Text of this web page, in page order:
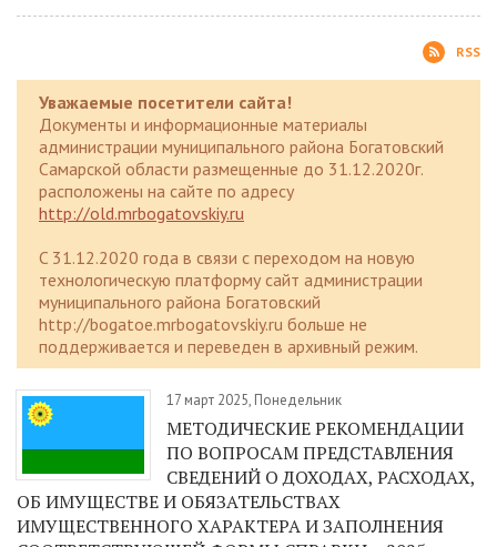
RSS
Уважаемые посетители сайта!
Документы и информационные материалы
администрации муниципального района Богатовский
Самарской области размещенные до 31.12.2020г.
расположены на сайте по адресу
http://old.mrbogatovskiy.ru
C 31.12.2020 года в связи с переходом на новую
технологическую платформу сайт администрации
муниципального района Богатовский
http://bogatoe.mrbogatovskiy.ru больше не
поддерживается и переведен в архивный режим.
17 март 2025, Понедельник
МЕТОДИЧЕСКИЕ РЕКОМЕНДАЦИИ
ПО ВОПРОСАМ ПРЕДСТАВЛЕНИЯ
СВЕДЕНИЙ О ДОХОДАХ, РАСХОДАХ,
ОБ ИМУЩЕСТВЕ И ОБЯЗАТЕЛЬСТВАХ
ИМУЩЕСТВЕННОГО ХАРАКТЕРА И ЗАПОЛНЕНИЯ